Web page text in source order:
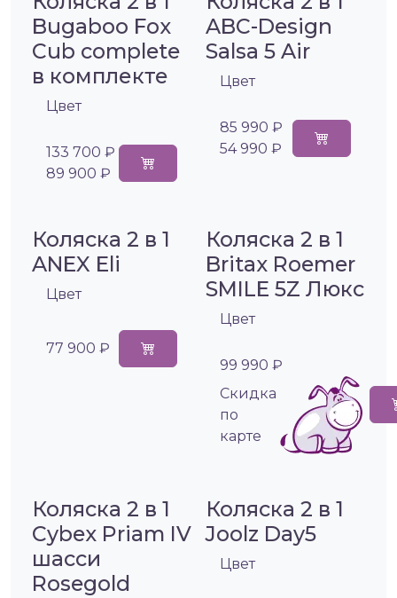
Bugaboo Fox
Cub complete
в комплекте
Цвет
133 700 ₽
89 900 ₽
ABC-Design
Salsa 5 Air
Цвет
85 990 ₽
54 990 ₽
Коляска 2 в 1
ANEX Eli
Цвет
77 900 ₽
Коляска 2 в 1
Britax Roemer
SMILE 5Z Люкс
Цвет
99 990 ₽
Cкидка
по
карте
Коляска 2 в 1
Cybex Priam IV
шасси
Rosegold
Коляска 2 в 1
Joolz Day5
Цвет